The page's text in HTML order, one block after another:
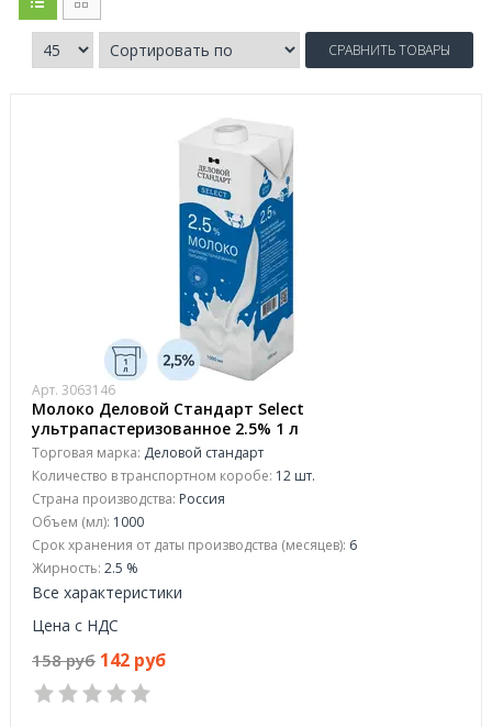
СРАВНИТЬ ТОВАРЫ
Арт. 3063146
Молоко Деловой Стандарт Select
ультрапастеризованное 2.5% 1 л
Торговая марка: Деловой стандарт
Количество в транспортном коробе: 12 шт.
Страна производства: Россия
Объем (мл): 1000
Срок хранения от даты производства (месяцев): 6
Жирность: 2.5 %
Все характеристики
Цена с НДС
158 руб 142 руб